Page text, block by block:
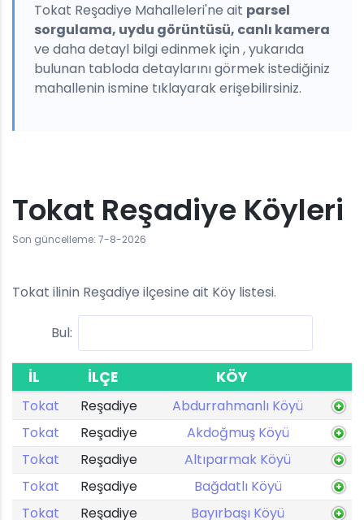
Tokat Reşadiye Mahalleleri'ne ait parsel
sorgulama, uydu görüntüsü, canlı kamera
ve daha detayl bilgi edinmek için , yukarıda
bulunan tabloda detaylarını görmek istediğiniz
mahallenin ismine tıklayarak erişebilirsiniz.
Tokat Reşadiye Köyleri
Son güncelleme: 7-8-2026
Tokat ilinin Reşadiye ilçesine ait Köy listesi.
Bul:
İL İLÇE KÖY
Tokat Reşadiye
Abdurrahmanlı Köyü
Tokat
Reşadiye
Akdoğmuş Köyü
Tokat
Reşadiye
Altıparmak Köyü
Tokat
Reşadiye
Bağdatlı Köyü
Tokat
Reşadiye Bayırbaşı Köyü